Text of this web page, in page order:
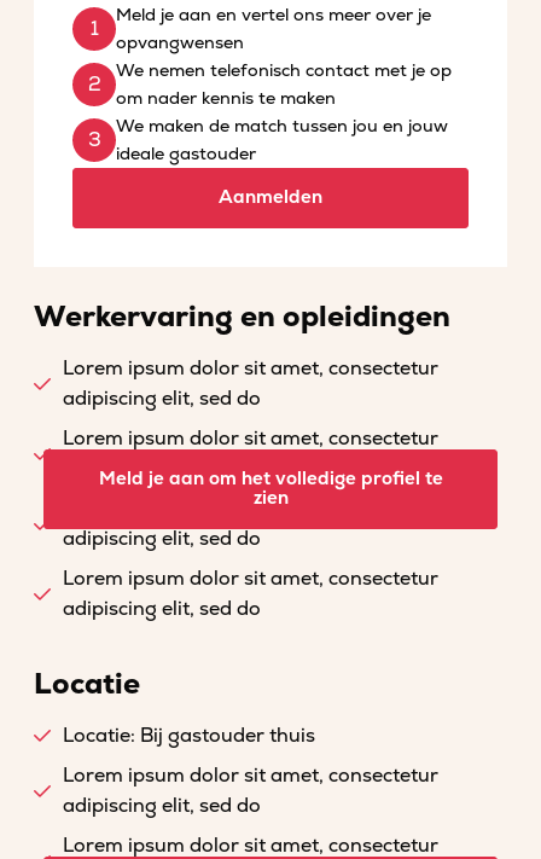
Meld je aan en vertel ons meer over je
opvangwensen
We nemen telefonisch contact met je op
om nader kennis te maken
We maken de match tussen jou en jouw
ideale gastouder
Aanmelden
Werkervaring en opleidingen
Lorem ipsum dolor sit amet, consectetur
adipiscing elit, sed do
Lorem ipsum dolor sit amet, consectetur
adipiscing elit, sed do
Lorem ipsum dolor sit amet, consectetur
adipiscing elit, sed do
Lorem ipsum dolor sit amet, consectetur
adipiscing elit, sed do
Meld je aan om het volledige profiel te
zien
Locatie
Locatie: Bij gastouder thuis
Lorem ipsum dolor sit amet, consectetur
adipiscing elit, sed do
Lorem ipsum dolor sit amet, consectetur